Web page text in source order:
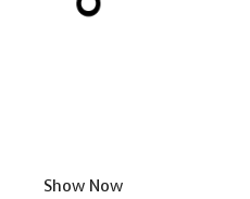
Show Now